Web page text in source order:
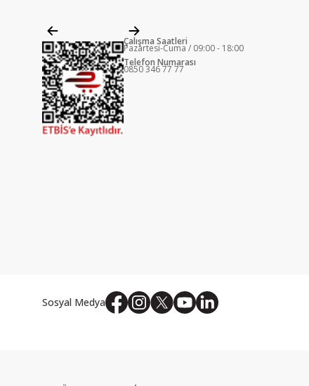
Çalışma Saatleri
Pazartesi-Cuma / 09:00 - 18:00
Telefon Numarası
0850 346 77 77
Sosyal Medya